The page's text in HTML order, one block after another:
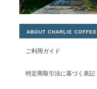
ABOUT CHARLIE COFFEE
ご利用ガイド
特定商取引法に基づく表記